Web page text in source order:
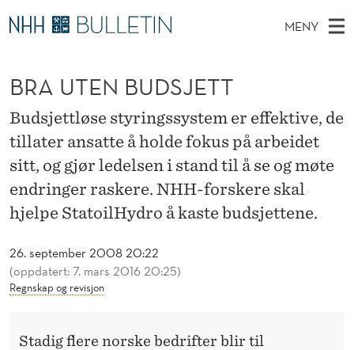
B
R
A
U
T
E
N
B
U
D
MENY
V
E
D
M
E
N
K
I
E
T
T
S
E
E
T
Stipendiater og nye forskerprofiler
Disputaser
Ekspertutvalg
Om Bulletin
26. september 2008 20:22
(oppdatert: 7. mars 2016 20:25)
Regnskap og revisjon
BRA UTEN BUDSJETT
Budsjettløse styringssystem er effektive, de
tillater ansatte å holde fokus på arbeidet
sitt, og gjør ledelsen i stand til å se og møte
endringer raskere. NHH-forskere skal
hjelpe StatoilHydro å kaste budsjettene.
Stadig flere norske bedrifter blir til